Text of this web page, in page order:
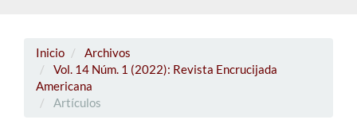
Inicio
Archivos
Vol. 14 Núm. 1 (2022): Revista Encrucijada
Americana
Artículos